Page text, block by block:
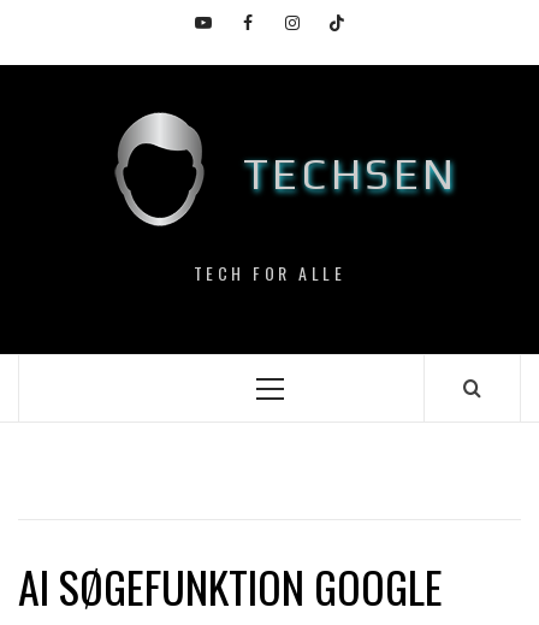
content
YouTubeFacebookInstagramTikTok
TECHSEN
TECH FOR ALLE
Primary
AI SØGEFUNKTION GOOGLE